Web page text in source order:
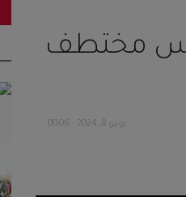
مختطف
يونيو 8, 2024 - 00:06